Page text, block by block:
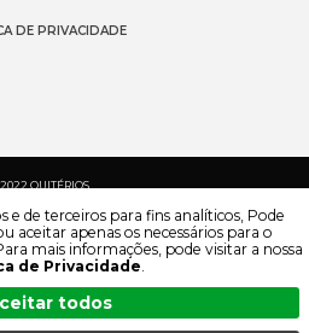
DE PRIVACIDADE
QUITÉRIOS
e de terceiros para fins analíticos, Pode
aceitar apenas os necessários para o
mais informações, pode visitar a nossa
de Privacidade.
todos